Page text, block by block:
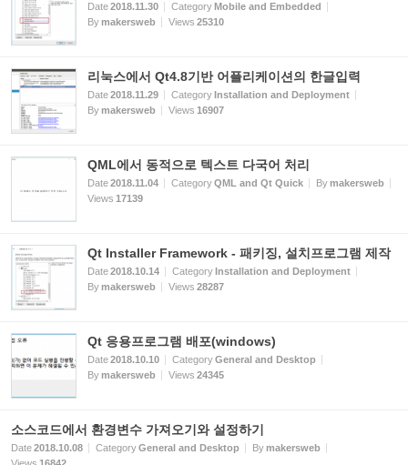
Date2018.11.30 CategoryMobile and Embedded
Bymakersweb Views 25310
리눅스에서 Qt4.8기반 어플리케이션의 한글입력
Date2018.11.29 CategoryInstallation and Deployment
Bymakersweb Views 16907
QML에서 동적으로 텍스트 다국어 처리
Date2018.11.04 CategoryQML and Qt Quick Bymakersweb
Views 17139
Qt Installer Framework - 패키징, 설치프로그램 제작
Date2018.10.14 CategoryInstallation and Deployment
Bymakersweb Views 28287
Qt 응용프로그램 배포(windows)
Date2018.10.10 CategoryGeneral and Desktop
Bymakersweb Views 24345
소스코드에서 환경변수 가져오기와 설정하기
Date2018.10.08 CategoryGeneral and Desktop Bymakersweb